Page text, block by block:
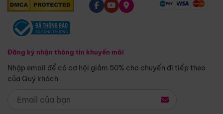
Đăng ký nhận thông tin khuyến mãi
Nhập email để có cơ hội giảm 50% cho chuyến đi tiếp theo
của Quý khách